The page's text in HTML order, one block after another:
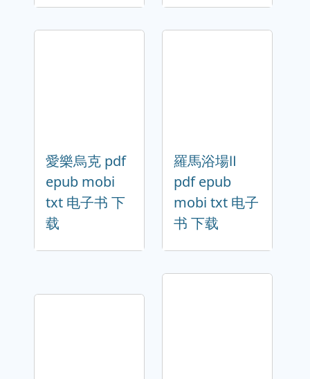
愛樂烏克 pdf
epub mobi
txt 电子书 下
载
羅馬浴場Ⅱ
pdf epub
mobi txt 电子
书 下载